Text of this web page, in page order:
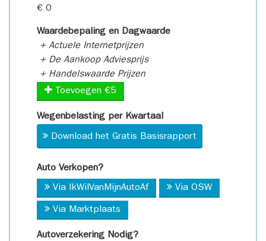
€ 0
Waardebepaling en Dagwaarde
+ Actuele Internetprijzen
+ De Aankoop Adviesprijs
+ Handelswaarde Prijzen
Toevoegen €5
Wegenbelasting per Kwartaal
Download het Gratis Basisrapport
Auto Verkopen?
Via IkWilVanMijnAutoAf Via OSW
Via Marktplaats
Autoverzekering Nodig?